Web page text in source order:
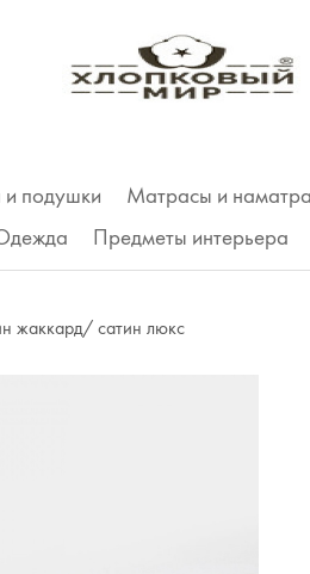
подушки Матрасы и
Трусы
Предметы интерьера
жаккард/ сатин люкс